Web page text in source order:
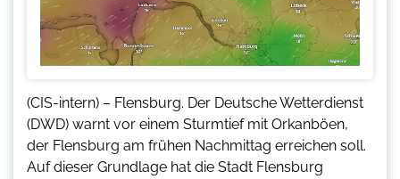
(CIS-intern) – Flensburg. Der Deutsche Wetterdienst
(DWD) warnt vor einem Sturmtief mit Orkanböen,
der Flensburg am frühen Nachmittag erreichen soll.
Auf dieser Grundlage hat die Stadt Flensburg